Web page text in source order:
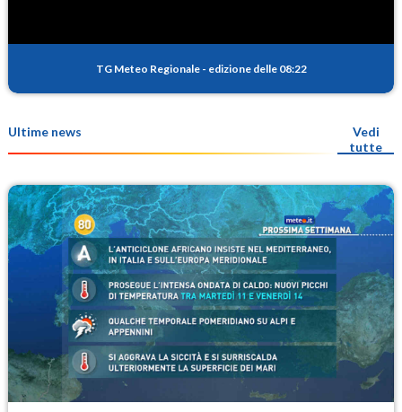
TG Meteo Regionale - edizione delle 08:22
Ultime news
Vedi
tutte